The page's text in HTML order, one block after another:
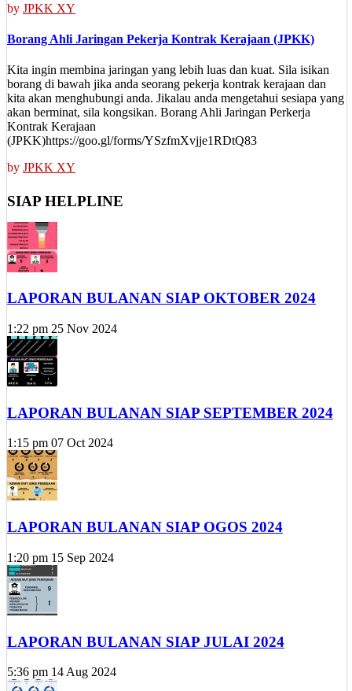
by JPKK XY
Borang Ahli Jaringan Pekerja Kontrak Kerajaan (JPKK)
Kita ingin membina jaringan yang lebih luas dan kuat. Sila isikan
borang di bawah jika anda seorang pekerja kontrak kerajaan dan
kita akan menghubungi anda. Jikalau anda mengetahui sesiapa yang
akan berminat, sila kongsikan. Borang Ahli Jaringan Perkerja
Kontrak Kerajaan
(JPKK)https://goo.gl/forms/YSzfmXvjje1RDtQ83
by JPKK XY
SIAP HELPLINE
LAPORAN BULANAN SIAP OKTOBER 2024
1:22 pm 25 Nov 2024
LAPORAN BULANAN SIAP SEPTEMBER 2024
1:15 pm 07 Oct 2024
LAPORAN BULANAN SIAP OGOS 2024
1:20 pm 15 Sep 2024
LAPORAN BULANAN SIAP JULAI 2024
5:36 pm 14 Aug 2024